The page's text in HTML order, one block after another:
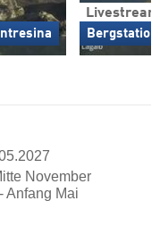
Bergstation
November
Anfang Mai